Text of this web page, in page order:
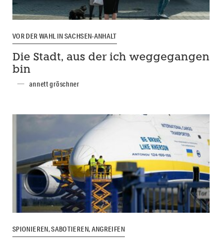
VOR DER WAHL IN SACHSEN-ANHALT
Die Stadt, aus der ich weggegangen
bin
annett gröschner
SPIONIEREN, SABOTIEREN, ANGREIFEN